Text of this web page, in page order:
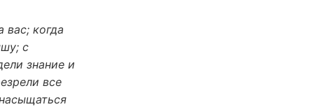
вас; когда
с
знание и
все